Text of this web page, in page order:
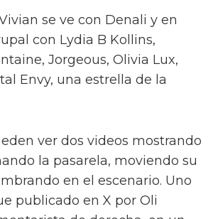
se ve con Denali y en
con Lydia B Kollins,
Jorgeous, Olivia Lux,
Envy, una estrella de la
ver dos videos mostrando
la pasarela, moviendo su
en el escenario. Uno
publicado en X por Oli